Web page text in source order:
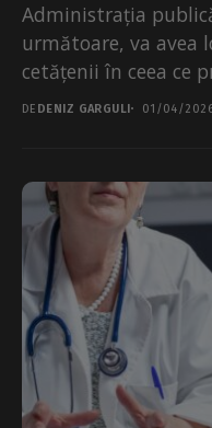
Administrația
următoare, va avea
cetățenii în ceea ce
pentru...
DE DENIZ GARGULI 01/04/